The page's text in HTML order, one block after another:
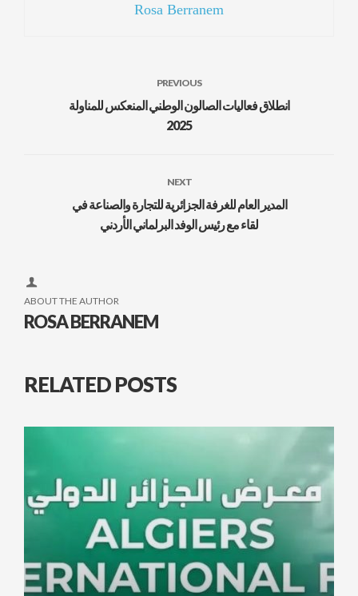
Rosa Berranem
PREVIOUS
انطلاق فعاليات الصالون الوطني المنعكس للمناولة
2025
NEXT
المدير العام للغرفة الجزائرية للتجارة والصناعة في
لقاء مع رئيس الوفد البرلماني الأردني
ABOUT THE AUTHOR
ROSA BERRANEM
RELATED POSTS